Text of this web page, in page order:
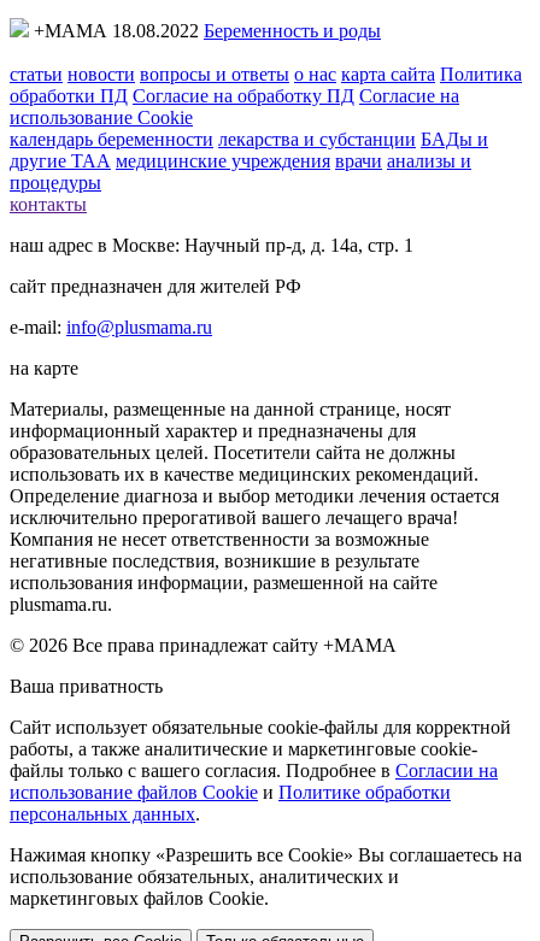
+МАМА 18.08.2022 Беременность и роды
статьи новости вопросы и ответы о нас карта сайта Политика
обработки ПД Согласие на обработку ПД Согласие на
использование Cookie
календарь беременности лекарства и субстанции БАДы и
другие ТАА медицинские учреждения врачи анализы и
процедуры
контакты
наш адрес в Москве: Научный пр-д, д. 14а, стр. 1
сайт предназначен для жителей РФ
e-mail: info@plusmama.ru
на карте
Материалы, размещенные на данной странице, носят
информационный характер и предназначены для
образовательных целей. Посетители сайта не должны
использовать их в качестве медицинских рекомендаций.
Определение диагноза и выбор методики лечения остается
исключительно прерогативой вашего лечащего врача!
Компания не несет ответственности за возможные
негативные последствия, возникшие в результате
использования информации, размешенной на сайте
plusmama.ru.
© 2026 Все права принадлежат сайту +МАМА
Ваша приватность
Сайт использует обязательные cookie-файлы для корректной
работы, а также аналитические и маркетинговые cookie-
файлы только с вашего согласия. Подробнее в Согласии на
использование файлов Cookie и Политике обработки
персональных данных.
Нажимая кнопку «Разрешить все Cookie» Вы соглашаетесь на
использование обязательных, аналитических и
маркетинговых файлов Cookie.